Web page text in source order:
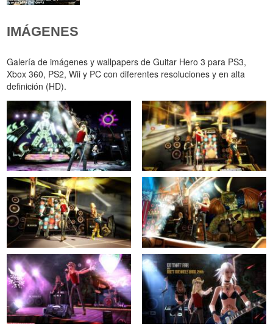
IMÁGENES
Galería de imágenes y wallpapers de Guitar Hero 3 para PS3,
Xbox 360, PS2, Wii y PC con diferentes resoluciones y en alta
definición (HD).